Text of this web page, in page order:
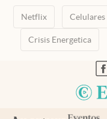
Netflix Celulares
Crisis Energetica